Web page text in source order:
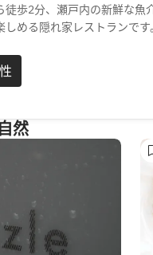
徒歩2分、瀬戸内の新鮮な魚
しめる隠れ家レストランで
ワインや、ナチュールワイン
店内は、落ち着いた雰囲気
然